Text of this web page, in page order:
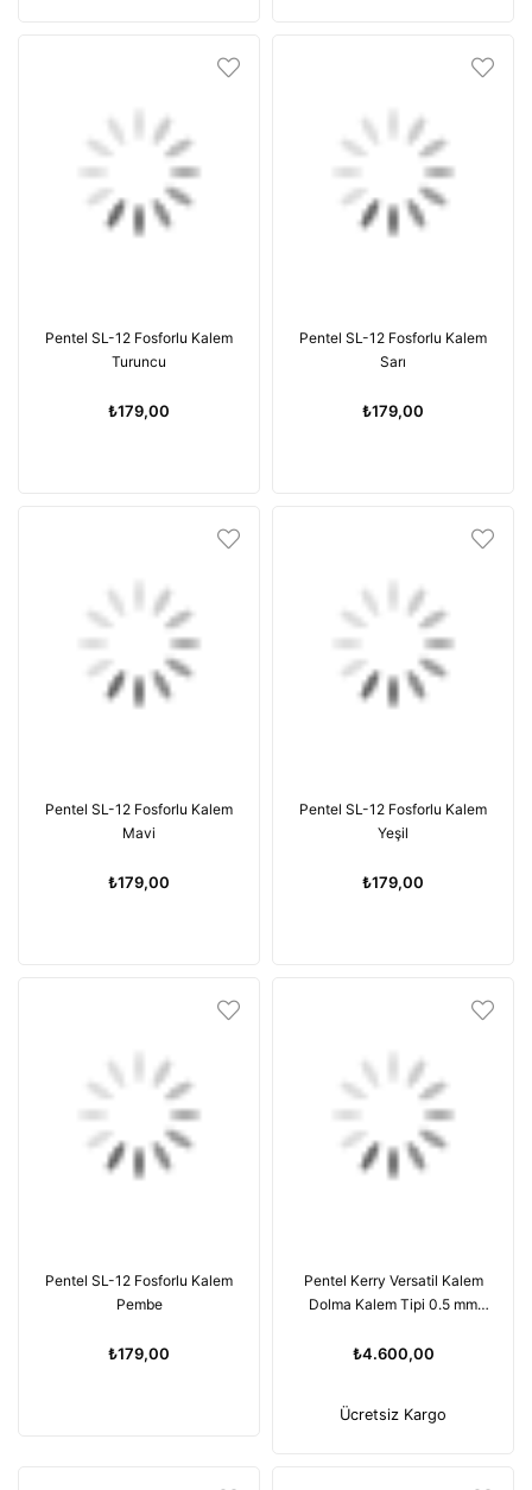
Pentel SL-12 Fosforlu Kalem
Turuncu
₺179,00
Pentel SL-12 Fosforlu Kalem
Sarı
₺179,00
Pentel SL-12 Fosforlu Kalem
Mavi
₺179,00
Pentel SL-12 Fosforlu Kalem
Yeşil
₺179,00
Pentel SL-12 Fosforlu Kalem
Pembe
₺179,00
Pentel Kerry Versatil Kalem
Dolma Kalem Tipi 0.5 mm
₺4.600,00
Ücretsiz Kargo